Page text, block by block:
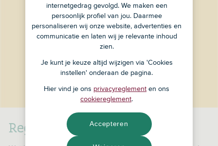
RegioBank is nu ASN Bank
internetgedrag gevolgd. We maken een
persoonlijk profiel van jou. Daarmee
personaliseren wij onze website, advertenties en
communicatie en laten wij je relevante inhoud
zien.
Je kunt je keuze altijd wijzigen via 'Cookies
instellen' onderaan de pagina.
Hier vind je ons privacyreglement en ons
cookiereglement.
Accepteren